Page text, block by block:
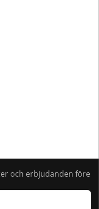
och erbjudanden före